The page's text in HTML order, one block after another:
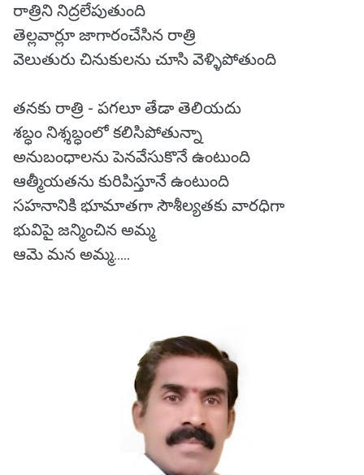
రాత్రిని నిద్రలేపుతుంది
తెల్లవార్లూ జాగారంచేసిన రాత్రి
వెలుతురు చినుకులను చూసి వెళ్ళిపోతుంది
తనకు రాత్రి - పగలూ తేడా తెలియదు
శబ్ధం నిశ్శబ్ధంలో కలిసిపోతున్నా
అనుబంధాలను పెనవేసుకొనే ఉంటుంది
ఆత్మీయతను కురిపిస్తూనే ఉంటుంది
సహనానికి భూమాతగా సౌశీల్యతకు వారధిగా
భువిపై జన్మించిన అమ్మ
ఆమె మన అమ్మ.....